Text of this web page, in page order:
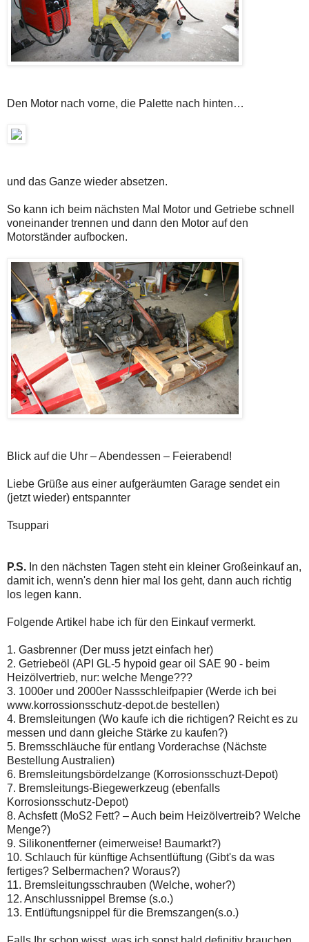
Den Motor nach vorne, die Palette nach hinten…
und das Ganze wieder absetzen.
So kann ich beim nächsten Mal Motor und Getriebe schnell
voneinander trennen und dann den Motor auf den
Motorständer aufbocken.
Blick auf die Uhr – Abendessen – Feierabend!
Liebe Grüße aus einer aufgeräumten Garage sendet ein
(jetzt wieder) entspannter
Tsuppari
P.S. In den nächsten Tagen steht ein kleiner Großeinkauf an,
damit ich, wenn's denn hier mal los geht, dann auch richtig
los legen kann.
Folgende Artikel habe ich für den Einkauf vermerkt.
1. Gasbrenner (Der muss jetzt einfach her)
2. Getriebeöl (API GL-5 hypoid gear oil SAE 90 - beim
Heizölvertrieb, nur: welche Menge???
3. 1000er und 2000er Nassschleifpapier (Werde ich bei
www.korrossionsschutz-depot.de bestellen)
4. Bremsleitungen (Wo kaufe ich die richtigen? Reicht es zu
messen und dann gleiche Stärke zu kaufen?)
5. Bremsschläuche für entlang Vorderachse (Nächste
Bestellung Australien)
6. Bremsleitungsbördelzange (Korrosionsschuzt-Depot)
7. Bremsleitungs-Biegewerkzeug (ebenfalls
Korrosionsschutz-Depot)
8. Achsfett (MoS2 Fett? – Auch beim Heizölvertreib? Welche
Menge?)
9. Silikonentferner (eimerweise! Baumarkt?)
10. Schlauch für künftige Achsentlüftung (Gibt's da was
fertiges? Selbermachen? Woraus?)
11. Bremsleitungsschrauben (Welche, woher?)
12. Anschlussnippel Bremse (s.o.)
13. Entlüftungsnippel für die Bremszangen(s.o.)